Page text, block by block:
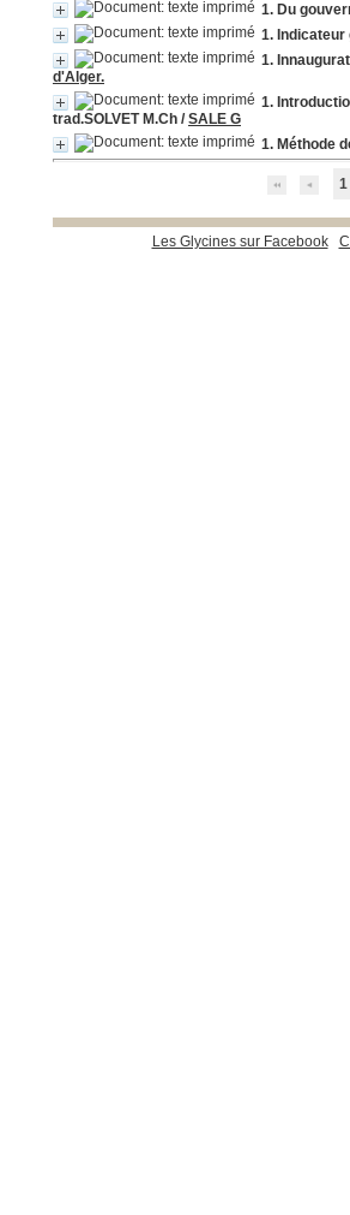
1. Du
1. Indicateur
1.
d'Alger.
1.
trad.SOLVET M.Ch /SALE G
1. Méthode
1
Les Glycines sur Facebook